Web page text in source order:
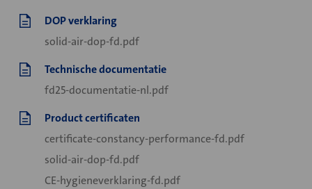
DOP verklaring
solid-air-dop-fd.pdf
Technische documentatie
fd25-documentatie-nl.pdf
Product certificaten
certificate-constancy-performance-fd.pdf
solid-air-dop-fd.pdf
CE-hygieneverklaring-fd.pdf